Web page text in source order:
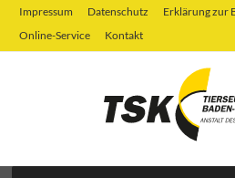
Zum
Inhalt
springen
Impressum Datenschutz Erklärung zur
Online-Service
Kontakt